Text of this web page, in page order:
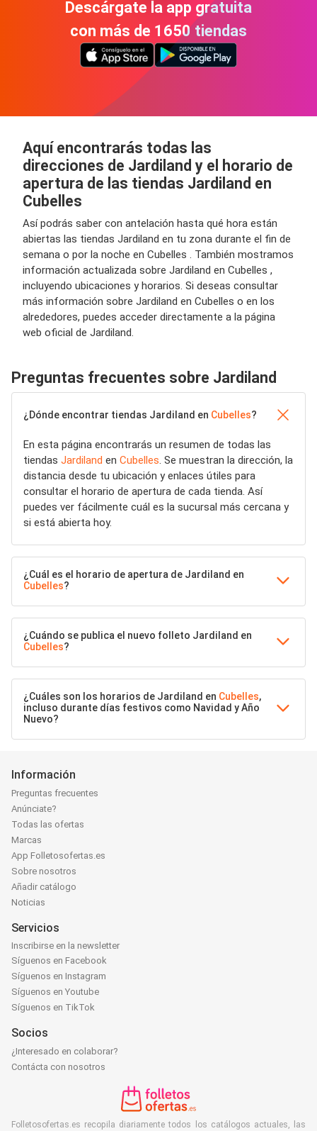
Descárgate la app gratuita
con más de 1650 tiendas
Aquí encontrarás todas las
direcciones de Jardiland y el horario de
apertura de las tiendas Jardiland en
Cubelles
Así podrás saber con antelación hasta qué hora están
abiertas las tiendas Jardiland en tu zona durante el fin de
semana o por la noche en Cubelles . También mostramos
información actualizada sobre Jardiland en Cubelles ,
incluyendo ubicaciones y horarios. Si deseas consultar
más información sobre Jardiland en Cubelles o en los
alrededores, puedes acceder directamente a la página
web oficial de Jardiland.
Preguntas frecuentes sobre Jardiland
¿Dónde encontrar tiendas Jardiland en Cubelles?
En esta página encontrarás un resumen de todas las
tiendas Jardiland en Cubelles. Se muestran la dirección, la
distancia desde tu ubicación y enlaces útiles para
consultar el horario de apertura de cada tienda. Así
puedes ver fácilmente cuál es la sucursal más cercana y
si está abierta hoy.
¿Cuál es el horario de apertura de Jardiland en
Cubelles?
¿Cuándo se publica el nuevo folleto Jardiland en
Cubelles?
¿Cuáles son los horarios de Jardiland en Cubelles,
incluso durante días festivos como Navidad y Año
Nuevo?
Información
Preguntas frecuentes
Anúnciate?
Todas las ofertas
Marcas
App Folletosofertas.es
Sobre nosotros
Añadir catálogo
Noticias
Servicios
Inscribirse en la newsletter
Síguenos en Facebook
Síguenos en Instagram
Síguenos en Youtube
Síguenos en TikTok
Socios
¿Interesado en colaborar?
Contácta con nosotros
Folletosofertas.es recopila diariamente todos los catálogos actuales, las